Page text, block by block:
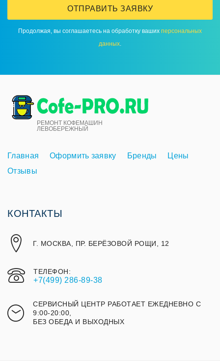
ОТПРАВИТЬ ЗАЯВКУ
Продолжая, вы соглашаетесь на обработку ваших персональных
данных.
РЕМОНТ КОФЕМАШИН
ЛЕВОБЕРЕЖНЫЙ
Главная Оформить заявку Бренды
Цены
Отзывы
КОНТАКТЫ
Г. МОСКВА, ПР. БЕРЁЗОВОЙ РОЩИ, 12
ТЕЛЕФОН:
+7(499) 286-89-38
СЕРВИСНЫЙ ЦЕНТР РАБОТАЕТ ЕЖЕДНЕВНО С
9:00-20:00,
БЕЗ ОБЕДА И ВЫХОДНЫХ